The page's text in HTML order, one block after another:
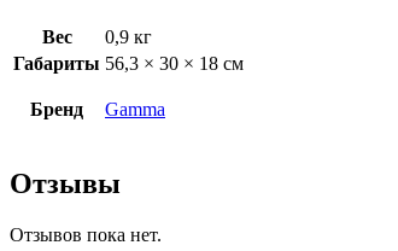
Вес
0,9 кг
Габариты 56,3 × 30 × 18 см
Бренд Gamma
Отзывы
Отзывов пока нет.